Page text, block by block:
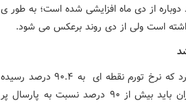
از دی ماه افزایشی شده است؛ به طور ی
اما تغییرات قیمت مسکن نسبت به دی ماه پارسال از این حکایت دارد که نرخ تورم نقطه ای به ۹۰.۴ درصد رسیده
است، بنابر این متقاضیان برای خرید یک واحد مسکونی در شهر تهران باید بیش از ۹۰ درصد نسبت به پارسال پر